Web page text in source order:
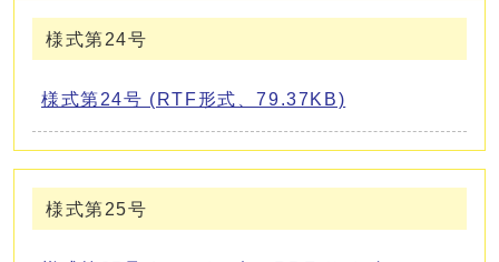
様式第24号
様式第24号 (RTF形式、79.37KB)
様式第25号